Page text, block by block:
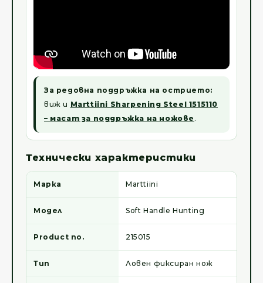
За редовна поддръжка на острието:
виж и Marttiini Sharpening Steel 1515110
– масат за поддръжка на ножове .
Технически характеристики
Марка Marttiini
Модел Soft Handle Hunting
Product no. 215015
Тип Ловен фиксиран нож